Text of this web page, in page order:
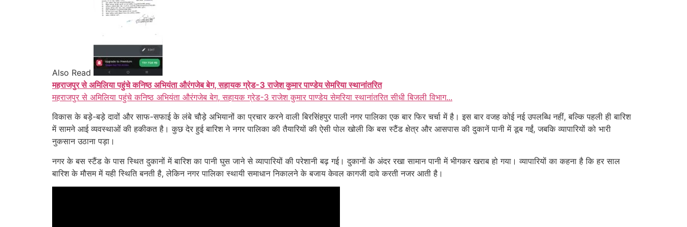
Also Read
महराजपुर से अमिलिया पहुंचे कनिष्ठ अभियंता औरंगजेब बेग, सहायक ग्रेड-3 राजेश कुमार पाण्डेय सेमरिया स्थानांतरित
महराजपुर से अमिलिया पहुंचे कनिष्ठ अभियंता औरंगजेब बेग, सहायक ग्रेड-3 राजेश कुमार पाण्डेय सेमरिया स्थानांतरित सीधी बिजली विभाग...
विकास के बड़े-बड़े दावों और साफ-सफाई के लंबे चौड़े अभियानों का प्रचार करने वाली बिरसिंहपुर पाली नगर पालिका एक बार फिर चर्चा में है। इस बार वजह कोई नई उपलब्धि नहीं, बल्कि पहली ही बारिश
में सामने आई व्यवस्थाओं की हकीकत है। कुछ देर हुई बारिश ने नगर पालिका की तैयारियों की ऐसी पोल खोली कि बस स्टैंड क्षेत्र और आसपास की दुकानें पानी में डूब गईं, जबकि व्यापारियों को भारी
नुकसान उठाना पड़ा।
नगर के बस स्टैंड के पास स्थित दुकानों में बारिश का पानी घुस जाने से व्यापारियों की परेशानी बढ़ गई। दुकानों के अंदर रखा सामान पानी में भीगकर खराब हो गया। व्यापारियों का कहना है कि हर साल
बारिश के मौसम में यही स्थिति बनती है, लेकिन नगर पालिका स्थायी समाधान निकालने के बजाय केवल कागजी दावे करती नजर आती है।